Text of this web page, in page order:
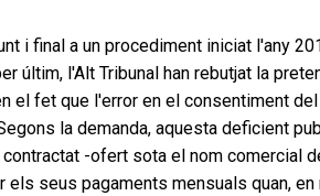
i final a un procediment iniciat l'any
últim, l'Alt Tribunal han rebutjat la
el fet que l'error en el consentiment
la demanda, aquesta deficient
-ofert sota el nom comercial
els seus pagaments mensuals quan,